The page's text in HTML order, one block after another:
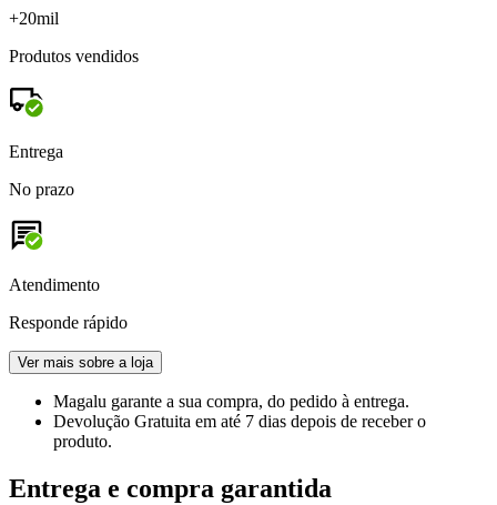
+20mil
Produtos vendidos
Entrega
No prazo
Atendimento
Responde rápido
Ver mais sobre a loja
Magalu garante a sua compra, do pedido à entrega.
Devolução Gratuita em até 7 dias depois de receber o
produto.
Entrega e compra garantida